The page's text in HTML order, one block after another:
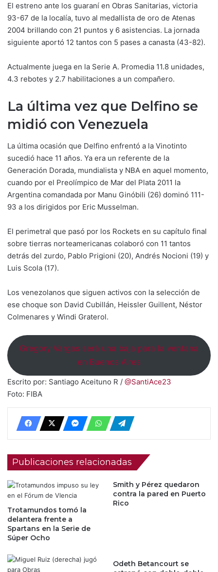
El estreno ante los guaraní en Obras Sanitarias, victoria
93-67 de la localía, tuvo al medallista de oro de Atenas
2004 brillando con 21 puntos y 6 asistencias. La jornada
siguiente aportó 12 tantos con 5 pases a canasta (43-82).
Actualmente juega en la Serie A. Promedia 11.8 unidades,
4.3 rebotes y 2.7 habilitaciones a un compañero.
La última vez que Delfino se
midió con Venezuela
La última ocasión que Delfino enfrentó a la Vinotinto
sucedió hace 11 años. Ya era un referente de la
Generación Dorada, mundialista y NBA en aquel momento,
cuando por el Preolímpico de Mar del Plata 2011 la
Argentina comandada por Manu Ginóbili (26) dominó 111-
93 a los dirigidos por Eric Musselman.
El perimetral que pasó por los Rockets en su capítulo final
sobre tierras norteamericanas colaboró con 11 tantos
detrás del zurdo, Pablo Prigioni (20), Andrés Nocioni (19) y
Luis Scola (17).
Los venezolanos que siguen activos con la selección de
ese choque son David Cubillán, Heissler Guillent, Néstor
Colmenares y Windi Graterol.
Gregory Vargas será una baja para la ventana
en Buenos Aires
Escrito por: Santiago Aceituno R / @SantiAce23
Foto: FIBA
Publicaciones relacionadas
Trotamundos tomó la
delantera frente a
Spartans en la Serie de
Súper Ocho
Smith y Pérez quedaron
contra la pared en Puerto
Rico
Odeth Betancourt se